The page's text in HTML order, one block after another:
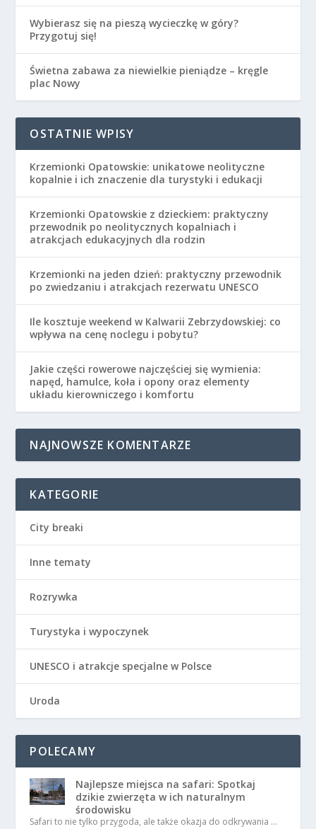
Wybierasz się na pieszą wycieczkę w góry?
Przygotuj się!
Świetna zabawa za niewielkie pieniądze – kręgle
plac Nowy
OSTATNIE WPISY
Krzemionki Opatowskie: unikatowe neolityczne
kopalnie i ich znaczenie dla turystyki i edukacji
Krzemionki Opatowskie z dzieckiem: praktyczny
przewodnik po neolitycznych kopalniach i
atrakcjach edukacyjnych dla rodzin
Krzemionki na jeden dzień: praktyczny przewodnik
po zwiedzaniu i atrakcjach rezerwatu UNESCO
Ile kosztuje weekend w Kalwarii Zebrzydowskiej: co
wpływa na cenę noclegu i pobytu?
Jakie części rowerowe najczęściej się wymienia:
napęd, hamulce, koła i opony oraz elementy
układu kierowniczego i komfortu
NAJNOWSZE KOMENTARZE
KATEGORIE
City breaki
Inne tematy
Rozrywka
Turystyka i wypoczynek
UNESCO i atrakcje specjalne w Polsce
Uroda
POLECAMY
Najlepsze miejsca na safari: Spotkaj
dzikie zwierzęta w ich naturalnym
środowisku
Safari to nie tylko przygoda, ale także okazja do odkrywania …